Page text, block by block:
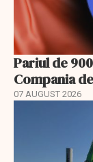
Pariul de
Compania
07 AUGUST 2026